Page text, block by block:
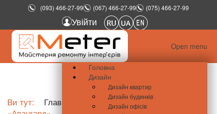
(093) 466-27-99 (067) 466-27-99 (075) 466-27-99
Увійти
Open menu
Головна
Дизайн
Дизайн квартир
Дизайн будинків
Дизайн офісів
Ви тут: Главная Новини нерухомості